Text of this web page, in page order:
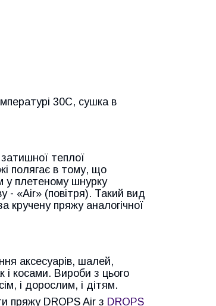
30С, сушкав
теплої
полягає в тому, що
у плетеному шнурку
- «Air» (повітря). Такий вид
кручену пряжу аналогічної
аксесуарів, шалей,
і косами. Вироби з цього
і дорослим, і дітям.
пряжу DROPS Air з DROPS